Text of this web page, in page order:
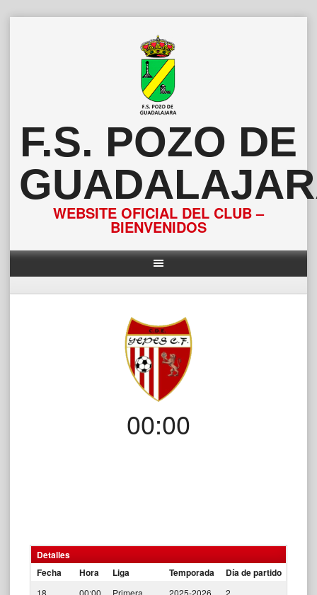
F.S. POZO DE
WEBSITE OFICIAL DEL CLUB –
BIENVENIDOS
00:00
Detalles
Fecha
Hora Liga Temporada Día de partido
18
00:00
Primera
2025-2026 2